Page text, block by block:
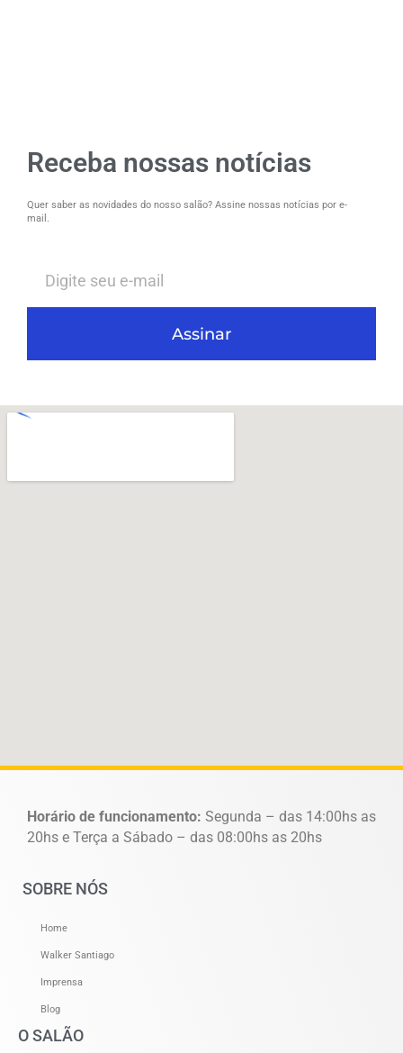
Receba nossas notícias
Quer saber as novidades do nosso salão? Assine nossas notícias por e-
mail.
Assinar
Horário de funcionamento: Segunda – das 14:00hs as
20hs e Terça a Sábado – das 08:00hs as 20hs
SOBRE NÓS
Home
Walker Santiago
Imprensa
Blog
O SALÃO